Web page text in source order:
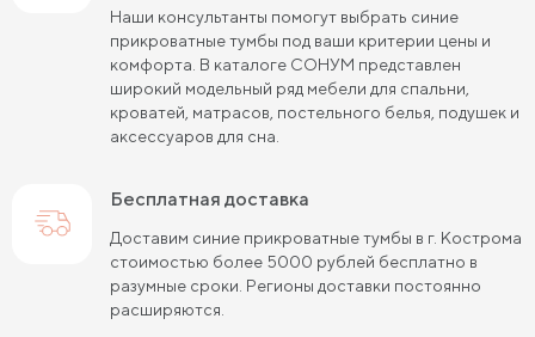
Наши консультанты помогут выбрать синие
прикроватные тумбы под ваши критерии цены и
комфорта. В каталоге СОНУМ представлен
широкий модельный ряд мебели для спальни,
кроватей, матрасов, постельного белья, подушек и
аксессуаров для сна.
Бесплатная доставка
Доставим синие прикроватные тумбы в г. Кострома
стоимостью более 5000 рублей бесплатно в
разумные сроки. Регионы доставки постоянно
расширяются.